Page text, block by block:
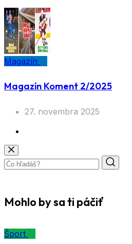
Magazín
Magazín Koment 2/2025
27. novembra 2025
Mohlo by sa ti páčiť
Šport